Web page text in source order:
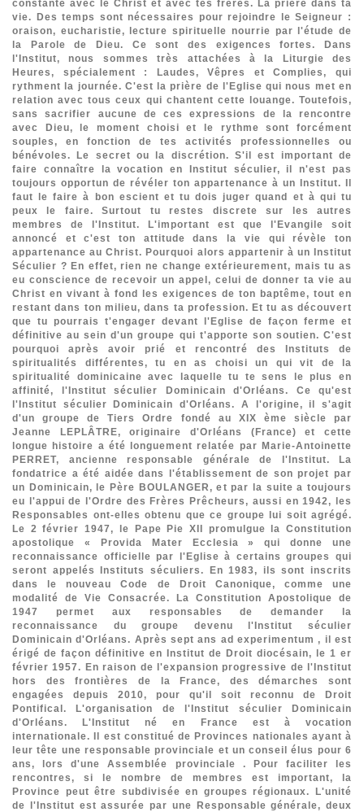
constante avec le Christ et avec tes frères.
La prière dans ta
vie. Des temps sont nécessaires pour rejoindre le Seigneur :
oraison, eucharistie, lecture spirituelle nourrie par l'étude de
la Parole de Dieu. Ce sont des exigences fortes. Dans
l'Institut, nous sommes très attachées à la Liturgie des
Heures, spécialement : Laudes, Vêpres et Complies, qui
rythment la journée. C'est la prière de l'Eglise qui nous met en
relation avec tous ceux qui chantent cette louange. Toutefois,
sans sacrifier aucune de ces expressions de la rencontre
avec Dieu, le moment choisi et le rythme sont forcément
souples, en fonction de tes activités professionnelles ou
bénévoles.Le secret ou la discrétion. S'il est important de
faire connaître la vocation en Institut séculier, il n'est pas
toujours opportun de révéler ton appartenance à un Institut. Il
faut le faire à bon escient et tu dois juger quand et à qui tu
peux le faire. Surtout tu restes discrete sur les autres
membres de l'Institut. L'important est que l'Evangile soit
annoncé et c'est ton attitude dans la vie qui révèle ton
appartenance au Christ.Pourquoi alors appartenir à un Institut
Séculier ? En effet, rien ne change extérieurement, mais tu as
eu conscience de recevoir un appel, celui de donner ta vie au
Christ en vivant à fond les exigences de ton baptême, tout en
restant dans ton milieu, dans ta profession. Et tu as découvert
que tu pourrais t'engager devant l'Eglise de façon ferme et
définitive au sein d'un groupe qui t'apporte son soutien. C'est
pourquoi après avoir prié et rencontré des Instituts de
spiritualités différentes, tu en as choisi un qui vit de la
spiritualité dominicaine avec laquelle tu te sens le plus en
affinité, l'Institut séculier Dominicain d'Orléans. Ce qu'est
l'Institut séculier Dominicain d'Orléans. A l'origine, il s'agit
d'un groupe de Tiers Ordre fondé au XIX ème siècle par
Jeanne LEPLÂTRE, originaire d'Orléans (France) et cette
longue histoire a été longuement relatée par Marie-Antoinette
PERRET, ancienne responsable générale de l'Institut. La
fondatrice a été aidée dans l'établissement de son projet par
un Dominicain, le Père BOULANGER, et par la suite a toujours
eu l'appui de l'Ordre des Frères Prêcheurs, aussi en 1942, les
Responsables ont-elles obtenu que ce groupe lui soit agrégé.
Le 2 février 1947, le Pape Pie XII promulgue la Constitution
apostolique « Provida Mater Ecclesia » qui donne une
reconnaissance officielle par l'Eglise à certains groupes qui
seront appelés Instituts séculiers. En 1983, ils sont inscrits
dans le nouveau Code de Droit Canonique, comme une
modalité de Vie Consacrée. La Constitution Apostolique de
1947 permet aux responsables de demander la
reconnaissance du groupe devenu l'Institut séculier
Dominicain d'Orléans. Après sept ans ad experimentum , il est
érigé de façon définitive en Institut de Droit diocésain, le 1 er
février 1957. En raison de l'expansion progressive de l'Institut
hors des frontières de la France, des démarches sont
engagées depuis 2010, pour qu'il soit reconnu de Droit
Pontifical.L'organisation de l'Institut séculier Dominicain
d'Orléans.L'Institut né en France est à vocation
internationale. Il est constitué de Provinces nationales ayant à
leur tête une responsable provinciale et un conseil élus pour 6
ans, lors d'une Assemblée provinciale . Pour faciliter les
rencontres, si le nombre de membres est important, la
Province peut être subdivisée en groupes régionaux. L'unité
de l'Institut est assurée par une Responsable générale, deux